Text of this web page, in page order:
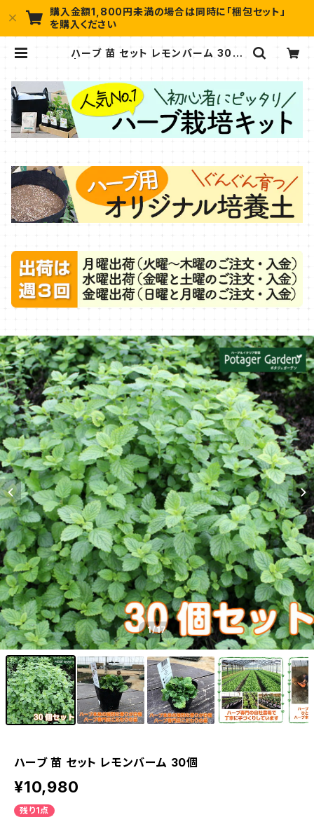
購入金額1,800円未満の場合は同時に「梱包セット」
を購入ください
ハーブ 苗 セット レモンバーム 30個
1/17
ハーブ 苗 セット レモンバーム 30個
¥10,980
残り1点